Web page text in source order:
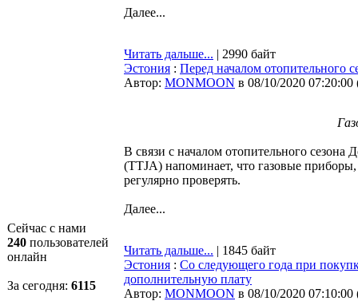
Сейчас с нами
240 пользователей
онлайн
За сегодня: 6115
Далее...
Читать дальше... | 2990 байт
Эстония : Перед началом отопительного
Автор: MONMOON в 08/10/2020 07:20:00
В связи с началом отопительного сезона
(TTJA) напоминает, что газовые
регулярно проверять.
Далее...
Читать дальше... | 1845 байт
Эстония : Со следующего года при
дополнительную плату
Автор: MONMOON в 08/10/2020 07:10:00